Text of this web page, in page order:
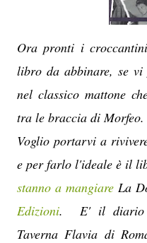
Ora pronti i
libro da abbinare, se vi
nel classico mattone
tra le braccia di Morfeo.
Voglio portarvi a
e per farlo l'ideale è il
stanno a mangiareLa
Edizioni. E' il diario
Taverna Flavia di